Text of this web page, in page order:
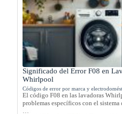
Significado del Error F08 en
Whirlpool
Códigos de error por marca y
El código F08 en las lavadoras
problemas específicos con el sistema